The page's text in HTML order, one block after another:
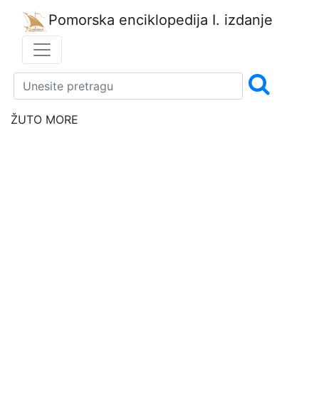
Pomorska enciklopedija I. izdanje
ŽUTO MORE